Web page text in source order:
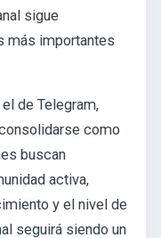
sigue
más importantes
de Telegram,
como
buscan
activa,
y el nivel de
seguirá siendo un